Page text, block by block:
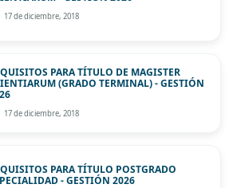
17 de diciembre, 2018
PARA TÍTULO DE MAGISTER
(GRADO TERMINAL) - GESTIÓN
17 de diciembre, 2018
PARA TÍTULO POSTGRADO
- GESTIÓN 2026